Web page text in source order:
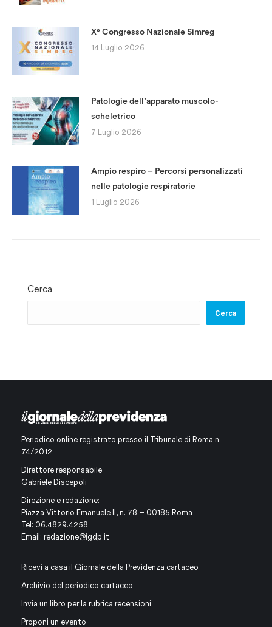
X° Congresso Nazionale Simreg
14 Luglio 2026
Patologie dell’apparato muscolo-
scheletrico
7 Luglio 2026
Ampio respiro – Percorsi personalizzati
nelle patologie respiratorie
1 Luglio 2026
Cerca
Cerca
Periodico online registrato presso il Tribunale di Roma n.
74/2012
Direttore responsabile
Gabriele Discepoli
Direzione e redazione:
Piazza Vittorio Emanuele II, n. 78 – 00185 Roma
Tel: 06.4829.4258
Email: redazione@igdp.it
Ricevi a casa il Giornale della Previdenza cartaceo
Archivio del periodico cartaceo
Invia un libro per la rubrica recensioni
Proponi un evento